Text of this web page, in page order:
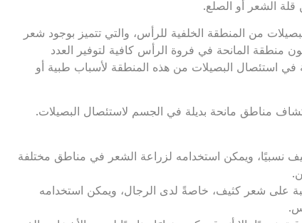
الشعر أو الصلع.
من المنطقة الخلفية للرأس، والتي تتميز بوجود شعر
منطقة المانحة في فروة الرأس كافية لتوفير العدد
استئصال البصيلات من هذه المنطقة لأسباب طبية أو
مناطق مانحة بديلة في الجسم لاستئصال البصيلات.
نسبيًا، ويمكن استخدامه لزراعة الشعر في مناطق مختلفة
على شعر كثيف، خاصةً لدى الرجال، ويمكن استخدامه